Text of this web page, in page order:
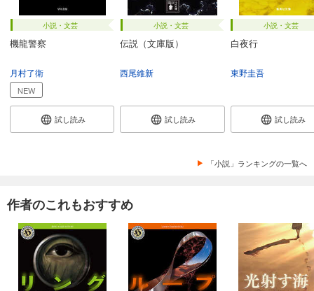
小説・文芸
機龍警察
月村了衛
NEW
試し読み
小説・文芸
伝説（文庫版）
西尾維新
試し読み
小説・文芸
白夜行
東野圭吾
試し読み
「小説」ランキングの一覧へ
作者のこれもおすすめ